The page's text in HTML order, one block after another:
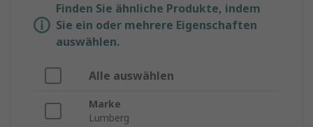
Finden Sie ähnliche Produkte, indem
Sie ein oder mehrere Eigenschaften
auswählen.
Alle auswählen
Marke
Lumberg